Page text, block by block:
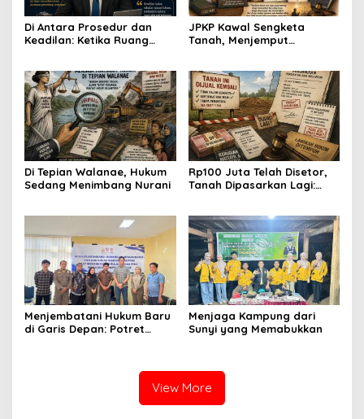
Di Antara Prosedur dan
Keadilan: Ketika Ruang
JPKP Kawal Sengketa
Tanah, Menjemput
Di Tepian Walanae, Hukum
Sedang Menimbang Nurani
Rp100 Juta Telah Disetor,
Tanah Dipasarkan Lagi:
Sengketa Jual Beli
Menjembatani Hukum Baru
di Garis Depan: Potret
Menjaga Kampung dari
Sunyi yang Memabukkan
View More